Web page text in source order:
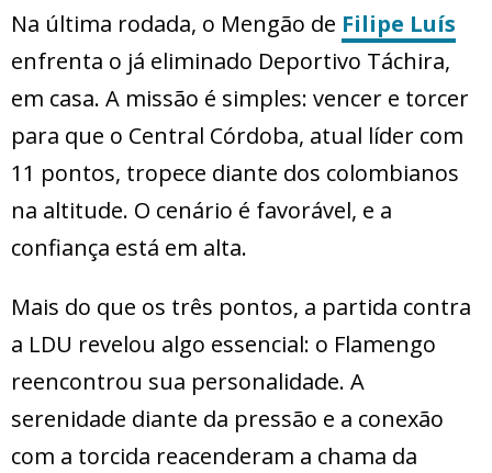
Na última rodada, o Mengão de Filipe Luís
enfrenta o já eliminado Deportivo Táchira,
em casa. A missão é simples: vencer e torcer
para que o Central Córdoba, atual líder com
11 pontos, tropece diante dos colombianos
na altitude. O cenário é favorável, e a
confiança está em alta.
Mais do que os três pontos, a partida contra
a LDU revelou algo essencial: o Flamengo
reencontrou sua personalidade. A
serenidade diante da pressão e a conexão
com a torcida reacenderam a chama da